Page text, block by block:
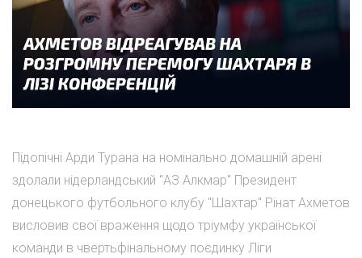
Підопічні Арди Турана на номінально домашній арені
здолали нідерландський "АЗ Алкмар" Президент
донецького футбольного клубу "Шахтар" Рінат Ахметов
висловив свої враження щодо тріумфу української
команди в чвертьфінальному поєдинку Ліги